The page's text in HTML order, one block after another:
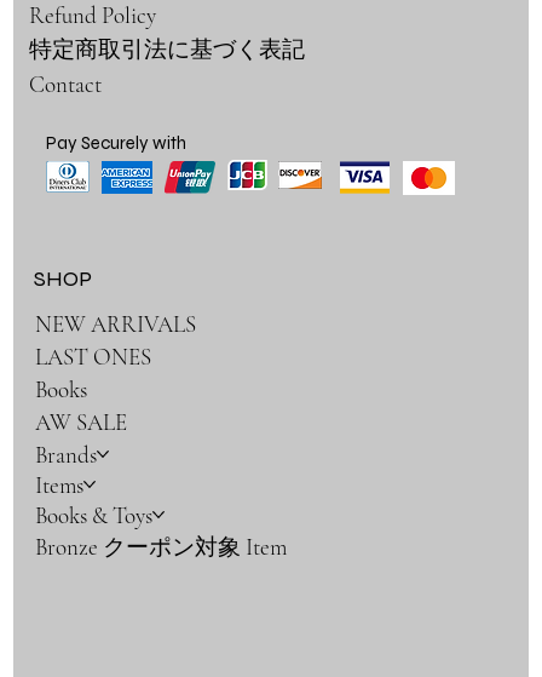
Refund Policy
特定商取引法に基づく表記
Contact
SHOP
NEW ARRIVALS
LAST ONES
Books
AW SALE
Brands
Items
Books & Toys
Bronze クーポン対象 Item
Pay Securely with